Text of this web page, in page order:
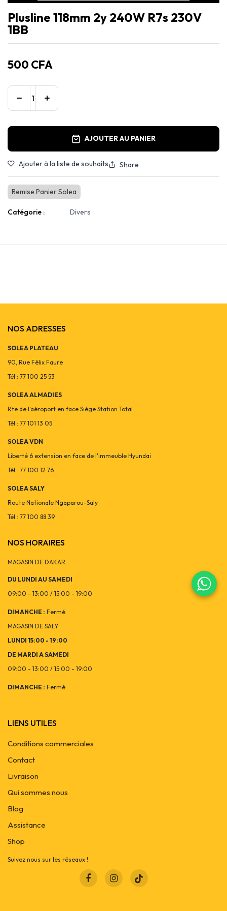
Plusline 118mm 2y 240W R7s 230V
1BB
500 CFA
AJOUTER AU PANIER
Ajouter à la liste de souhaits Share
Remise Panier Solea
Catégorie : Divers
NOS ADRESSES
SOLEA PLATEAU
90, Rue Félix Faure
Tél : 77 100 25 53
SOLEA ALMADIES
Rte de l'aéroport en face Siège Station Total
Tél : 77 101 13 05
SOLEA VDN
Liberté 6 extension en face de l'immeuble Hyundai
Tél : 77 100 12 76
SOLEA SALY
Route Nationale Ngaparou-Saly
Tél : 77 100 88 39
NOS HORAIRES
MAGASIN DE DAKAR
DU LUNDI AU SAMEDI
09:00 - 13:00 / 15:00 - 19:00
DIMANCHE : Fermé
MAGASIN DE SALY
LUNDI 15:00 - 19:00
DE MARDI A SAMEDI
09:00 - 13:00 / 15:00 - 19:00
DIMANCHE : Fermé
LIENS UTILES
Conditions commerciales
Contact
Livraison
Qui sommes nous
Blog
Assistance
Shop
Suivez nous sur les réseaux !